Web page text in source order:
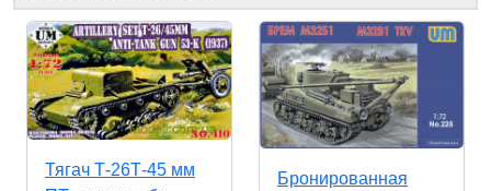
Тягач Т-26Т-45 мм
Бронированная